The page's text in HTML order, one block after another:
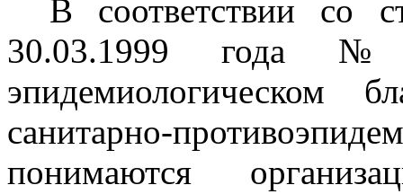
В соответствии со
30.03.1999 года
эпидемиологическом
санитарно-
понимаются